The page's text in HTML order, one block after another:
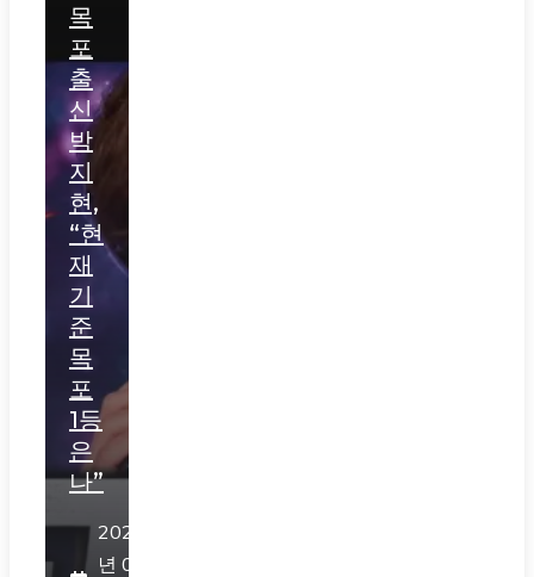
목
포
출
신
박
지
현,
“현
재
기
준
목
포
1등
은
나”
2026
년 07